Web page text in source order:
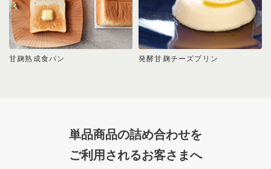
甘麹熟成食パン 発酵甘麹チーズプリン
単品商品の詰め合わせを
ご利用されるお客さまへ